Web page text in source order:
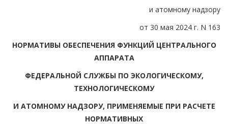
и атомному надзору
от 30 мая 2024 г. N 163
НОРМАТИВЫ ОБЕСПЕЧЕНИЯ ФУНКЦИЙ ЦЕНТРАЛЬНОГО
АППАРАТА
ФЕДЕРАЛЬНОЙ СЛУЖБЫ ПО ЭКОЛОГИЧЕСКОМУ,
ТЕХНОЛОГИЧЕСКОМУ
И АТОМНОМУ НАДЗОРУ, ПРИМЕНЯЕМЫЕ ПРИ РАСЧЕТЕ
НОРМАТИВНЫХ